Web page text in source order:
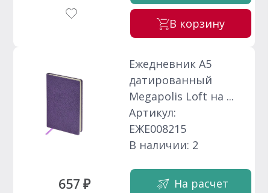
В корзину
657 ₽
Ежедневник А5
датированный
Megapolis Loft на ...
Артикул:
ЕЖЕ008215
В наличии: 2
На расчет